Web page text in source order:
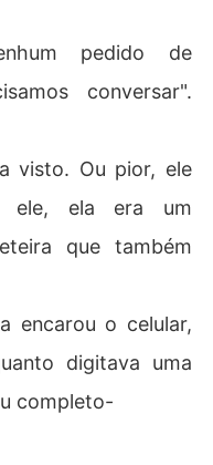
pedido de
conversar".
visto. Ou pior, ele
ele, ela era um
que também
encarou o celular,
digitava uma
completo-